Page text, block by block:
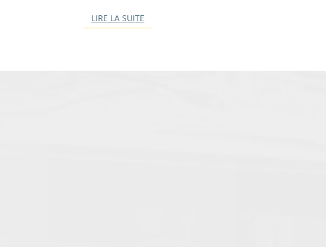
LIRE LA SUITE